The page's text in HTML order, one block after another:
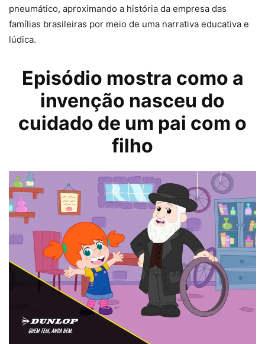
pneumático, aproximando a história da empresa das
famílias brasileiras por meio de uma narrativa educativa e
lúdica.
Episódio mostra como a
invenção nasceu do
cuidado de um pai com o
filho